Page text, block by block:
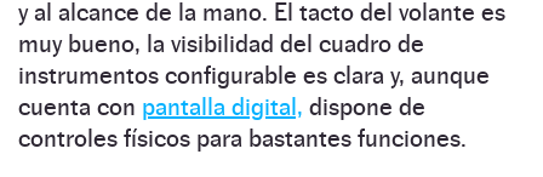
y al alcance de la mano. El tacto del volante es
muy bueno, la visibilidad del cuadro de
instrumentos configurable es clara y, aunque
cuenta con pantalla digital, dispone de
controles físicos para bastantes funciones.